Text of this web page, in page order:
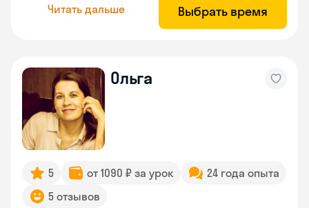
Читать дальше Выбрать время
Ольга
5 от 1090 ₽ за урок
24 года опыта
5 отзывов